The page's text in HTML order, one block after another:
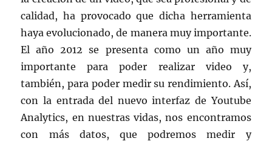
calidad, ha provocado que dicha herramienta
haya evolucionado, de manera muy importante.
El año 2012 se presenta como un año muy
importante para poder realizar video y,
también, para poder medir su rendimiento. Así,
con la entrada del nuevo interfaz de Youtube
Analytics, en nuestras vidas, nos encontramos
con más datos, que podremos medir y